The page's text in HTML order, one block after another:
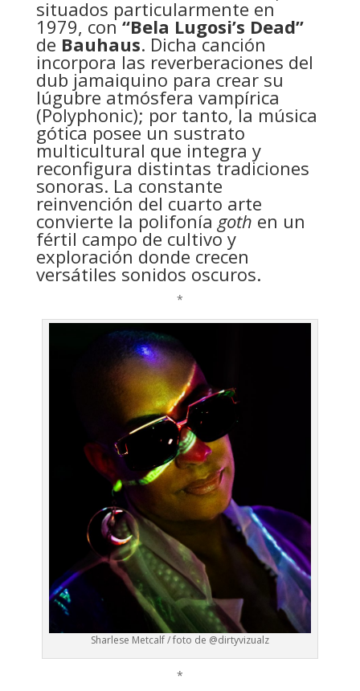
situados particularmente en
1979, con “Bela Lugosi’s Dead”
de Bauhaus. Dicha canción
incorpora las reverberaciones del
dub jamaiquino para crear su
lúgubre atmósfera vampírica
(Polyphonic); por tanto, la música
gótica posee un sustrato
multicultural que integra y
reconfigura distintas tradiciones
sonoras. La constante
reinvención del cuarto arte
convierte la polifonía goth en un
fértil campo de cultivo y
exploración donde crecen
versátiles sonidos oscuros.
*
Sharlese Metcalf / foto de @dirtyvizualz
*